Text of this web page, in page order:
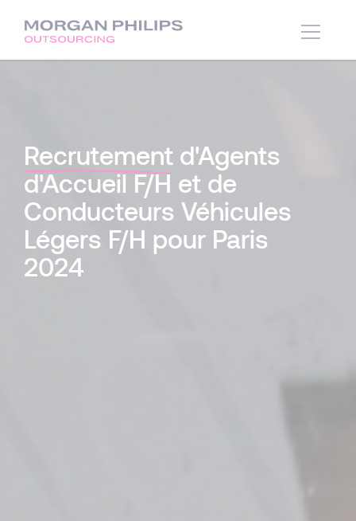
Recrutement d'Agents
d'Accueil F/H et de
Conducteurs Véhicules
Légers F/H pour Paris
2024